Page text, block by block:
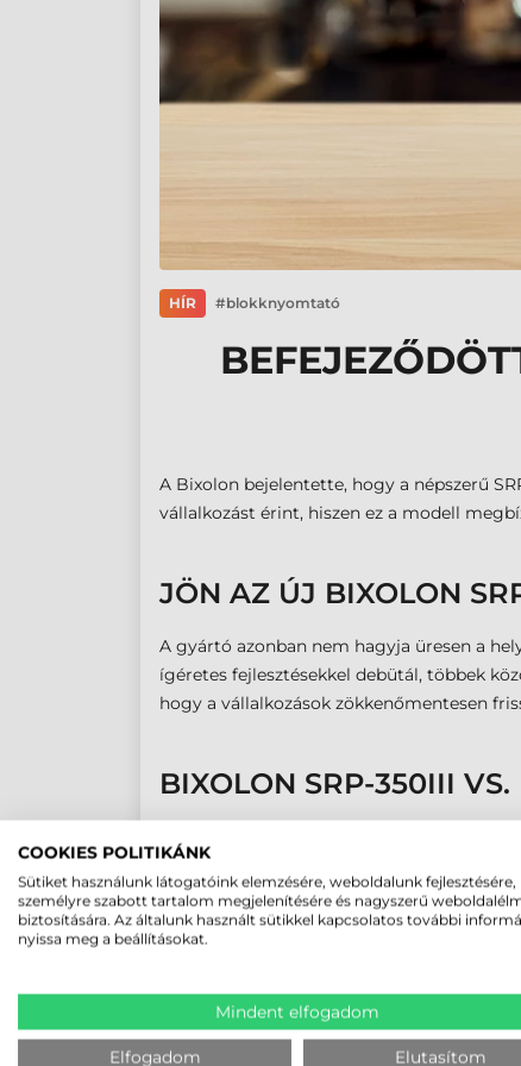
HÍR blokknyomtató
A Bixolon bejelentette, hogy a népszerű
vállalkozást érint, hiszen ez a modell
JÖN AZ ÚJ BIXOLON
A gyártó azonban nem hagyja üresen a
ígéretes fejlesztésekkel debütál, többek
hogy a vállalkozások zökkenőmentesen
BIXOLON SRP-350III
Alapvetően kijelenthetjük, hogy külső
éven át kedvelt
típus is
180 dpi felbontású típus 250 mm/mp
mm/mp-re.
COOKIES POLITIKÁNK
Sütiket használunk látogatóink elemzésére, weboldalunk fejlesztésére,
személyre szabott tartalom megjelenítésére és nagyszerű
biztosítására. Az általunk használt sütikkel kapcsolatos további
nyissa meg a beállításokat.
Mindent elfogadom
Elfogadom Elutasítom